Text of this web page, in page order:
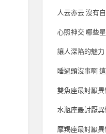
人云亦云 沒有
心照神交 哪些
讓人深陷的魅
睡過頭沒事啊
雙魚座最討厭
水瓶座最討厭
摩羯座最討厭